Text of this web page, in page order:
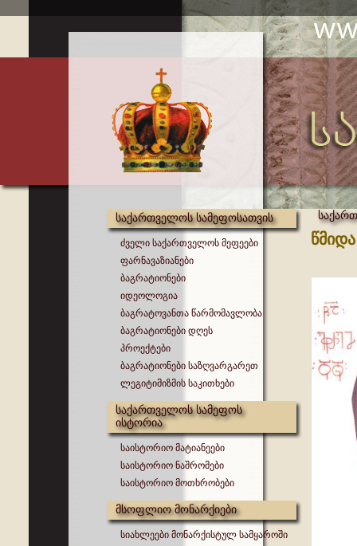
საქართველოს სამეფოსათვის
ძველი საქართველოს მეფეები
ფარნავაზიანები
ბაგრატიონები
იდეოლოგია
ბაგრატოვანთა წარმომავლობა
ბაგრატიონები დღეს
პროექტები
ბაგრატიონები საზღვარგარეთ
ლეგიტიმიზმის საკითხები
საქართველოს სამეფოს
ისტორია
საისტორიო მატიანეები
საისტორიო ნაშრომები
საისტორიო მოთხრობები
მსოფლიო მონარქიები
სიახლეები მონარქისტულ სამყაროში